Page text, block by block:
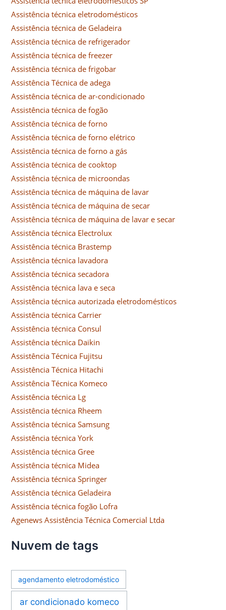
Assistência técnica eletrodomésticos
Assistência técnica de Geladeira
Assistência técnica de refrigerador
Assistência técnica de freezer
Assistência técnica de frigobar
Assistência Técnica de adega
Assistência técnica de ar-condicionado
Assistência técnica de fogão
Assistência técnica de forno
Assistência técnica de forno elétrico
Assistência técnica de forno a gás
Assistência técnica de cooktop
Assistência técnica de microondas
Assistência técnica de máquina de lavar
Assistência técnica de máquina de secar
Assistência técnica de máquina de lavar e secar
Assistência técnica Electrolux
Assistência técnica Brastemp
Assistência técnica lavadora
Assistência técnica secadora
Assistência técnica lava e seca
Assistência técnica autorizada eletrodomésticos
Assistência técnica Carrier
Assistência técnica Consul
Assistência técnica Daikin
Assistência Técnica Fujitsu
Assistência Técnica Hitachi
Assistência Técnica Komeco
Assistência técnica Lg
Assistência técnica Rheem
Assistência técnica Samsung
Assistência técnica York
Assistência técnica Gree
Assistência técnica Midea
Assistência técnica Springer
Assistência técnica Geladeira
Assistência técnica fogão Lofra
Agenews Assistência Técnica Comercial Ltda
Nuvem de tags
agendamento eletrodoméstico
ar condicionado komeco